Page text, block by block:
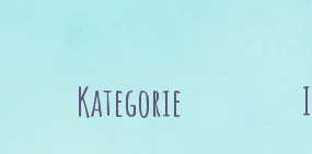
Kategorie